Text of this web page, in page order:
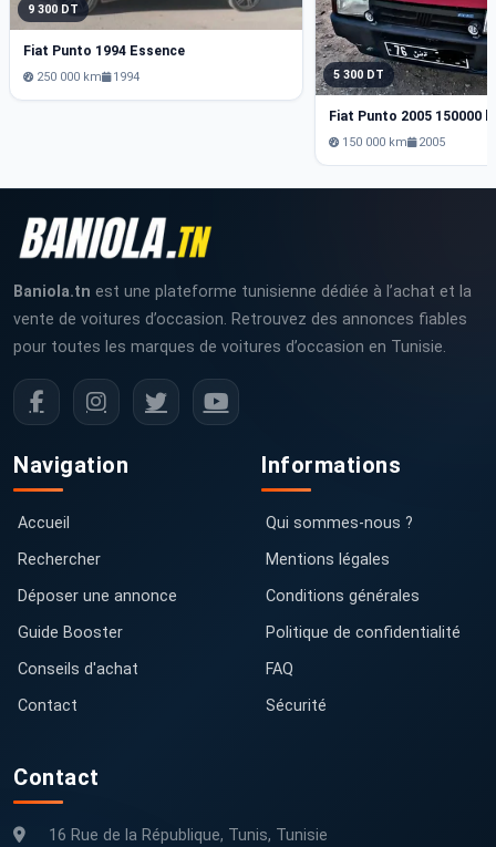
9 300 DT
Fiat Punto 1994 Essence
250 000 km 1994 5 300 DT
Fiat Punto 2005 150000
150 000 km 2005
Baniola.tn est une plateforme tunisienne dédiée à l’achat et la
vente de voitures d’occasion. Retrouvez des annonces fiables
pour toutes les marques de voitures d’occasion en Tunisie.
Navigation
Accueil
Rechercher
Déposer une annonce
Guide Booster
Conseils d'achat
Contact
Informations
Qui sommes-nous ?
Mentions légales
Conditions générales
Politique de confidentialité
FAQ
Sécurité
Contact
16 Rue de la République, Tunis, Tunisie